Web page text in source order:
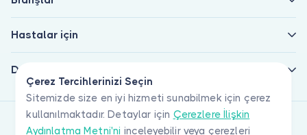
Çerez Tercihlerinizi Seçin
Sitemizde size en iyi hizmeti sunabilmek için çerez
kullanılmaktadır. Detaylar için Çerezlere İlişkin
Aydınlatma Metni'ni inceleyebilir veya çerezleri
Hastalar için
Doktorlar için